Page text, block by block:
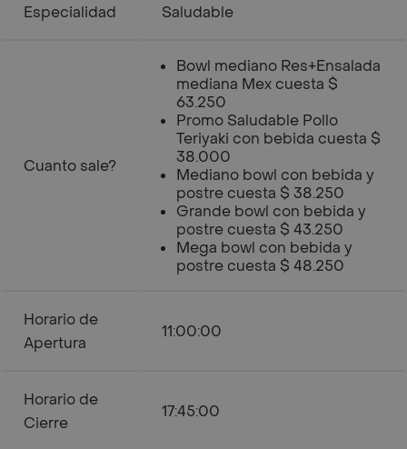
Especialidad Saludable
Cuanto sale?
Bowl mediano Res+Ensalada
mediana Mex cuesta $
63.250
Promo Saludable Pollo
Teriyaki con bebida cuesta $
38.000
Mediano bowl con bebida y
postre cuesta $ 38.250
Grande bowl con bebida y
postre cuesta $ 43.250
Mega bowl con bebida y
postre cuesta $ 48.250
Horario de
Apertura
11:00:00
Horario de
Cierre
17:45:00